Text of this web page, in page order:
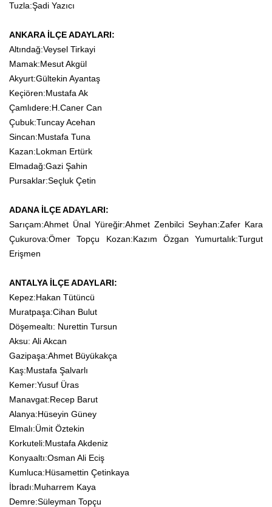
Tuzla:Şadi Yazıcı
ANKARA İLÇE ADAYLARI:
Altındağ:Veysel Tirkayi
Mamak:Mesut Akgül
Akyurt:Gültekin Ayantaş
Keçiören:Mustafa Ak
Çamlıdere:H.Caner Can
Çubuk:Tuncay Acehan
Sincan:Mustafa Tuna
Kazan:Lokman Ertürk
Elmadağ:Gazi Şahin
Pursaklar:Seçluk Çetin
ADANA İLÇE ADAYLARI:
Sarıçam:Ahmet Ünal Yüreğir:Ahmet Zenbilci Seyhan:Zafer Kara
Çukurova:Ömer Topçu Kozan:Kazım Özgan Yumurtalık:Turgut
Erişmen
ANTALYA İLÇE ADAYLARI:
Kepez:Hakan Tütüncü
Muratpaşa:Cihan Bulut
Döşemealtı: Nurettin Tursun
Aksu: Ali Akcan
Gazipaşa:Ahmet Büyükakça
Kaş:Mustafa Şalvarlı
Kemer:Yusuf Üras
Manavgat:Recep Barut
Alanya:Hüseyin Güney
Elmalı:Ümit Öztekin
Korkuteli:Mustafa Akdeniz
Konyaaltı:Osman Ali Eciş
Kumluca:Hüsamettin Çetinkaya
İbradı:Muharrem Kaya
Demre:Süleyman Topçu